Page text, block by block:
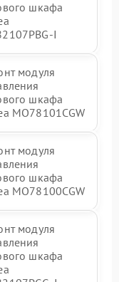
шкафа
I
модуля
шкафа
MO78101CGW
модуля
шкафа
MO78100CGW
модуля
шкафа